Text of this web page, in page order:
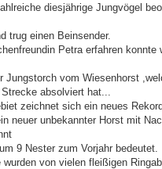
diesjährige Jungvögel
trug einen Beinsender.
Petra erfahren konnte
Jungstorch vom Wiesenhorst
absolviert hat...
zeichnet sich ein neues
neuer unbekannter Horst mit
9 Nester zum Vorjahr bedeutet.
von vielen fleißigen